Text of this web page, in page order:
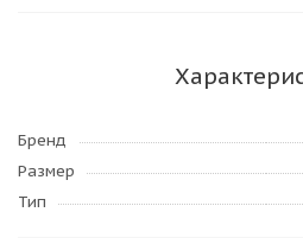
Бренд
Размер
Тип